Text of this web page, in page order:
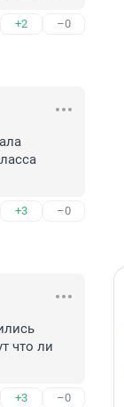
+2 –0
+3 –0
что ли
+3 –0